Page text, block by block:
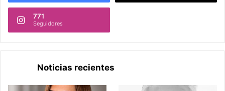
771
Seguidores
Noticias recientes